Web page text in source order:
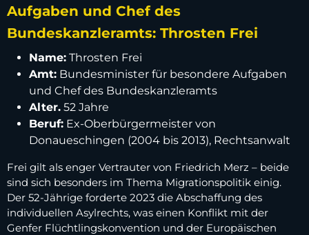
Aufgaben und Chef des
Bundeskanzleramts: Throsten Frei
Name: Throsten Frei
Amt: Bundesminister für besondere Aufgaben
und Chef des Bundeskanzleramts
Alter. 52 Jahre
Beruf: Ex-Oberbürgermeister von
Donaueschingen (2004 bis 2013), Rechtsanwalt
Frei gilt als enger Vertrauter von Friedrich Merz – beide
sind sich besonders im Thema Migrationspolitik einig.
Der 52-Jährige forderte 2023 die Abschaffung des
individuellen Asylrechts, was einen Konflikt mit der
Genfer Flüchtlingskonvention und der Europäischen